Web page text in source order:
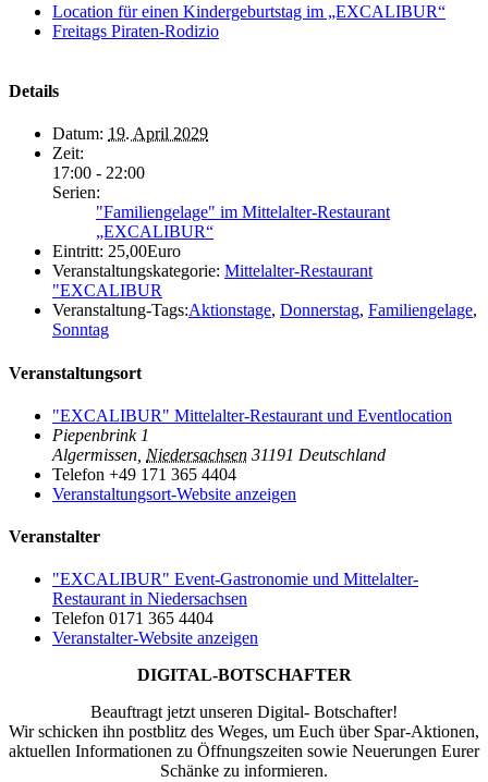
Location für einen Kindergeburtstag im „EXCALIBUR“
Freitags Piraten-Rodizio
Details
Datum: 19. April 2029
Zeit:
17:00 - 22:00
Serien:
"Familiengelage" im Mittelalter-Restaurant
„EXCALIBUR“
Eintritt: 25,00Euro
Veranstaltungskategorie: Mittelalter-Restaurant
"EXCALIBUR
Veranstaltung-Tags:Aktionstage, Donnerstag, Familiengelage,
Sonntag
Veranstaltungsort
"EXCALIBUR" Mittelalter-Restaurant und Eventlocation
Piepenbrink 1
Algermissen Niedersachsen 31191 Deutschland
Telefon +49 171 365 4404
Veranstaltungsort-Website anzeigen
Veranstalter
"EXCALIBUR" Event-Gastronomie und Mittelalter-
Restaurant in Niedersachsen
Telefon 0171 365 4404
Veranstalter-Website anzeigen
DIGITAL-BOTSCHAFTER
Beauftragt jetzt unseren Digital- Botschafter!
Wir schicken ihn postblitz des Weges, um Euch über Spar-Aktionen,
aktuellen Informationen zu Öffnungszeiten sowie Neuerungen Eurer
Schänke zu informieren.